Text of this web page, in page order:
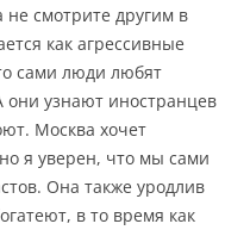
не смотрите другим в
как агрессивные
сами люди любят
они узнают иностранцев
Москва хочет
я уверен, что мы сами
Она также уродлив
в то время как